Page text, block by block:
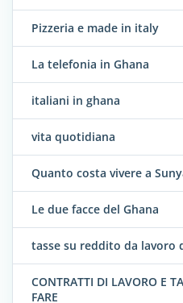
Pizzeria e made in italy
La telefonia in Ghana
italiani in ghana
vita quotidiana
Quanto costa vivere a
Le due facce del Ghana
tasse su reddito da lavoro
CONTRATTI DI LAVORO E
FARE